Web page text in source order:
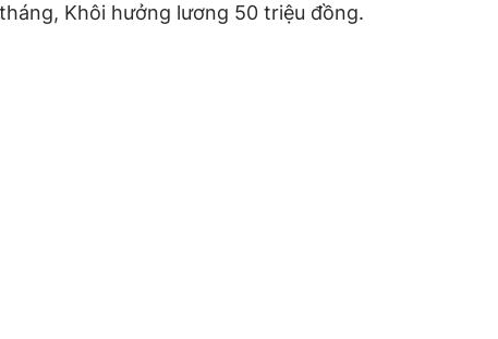
Khôi hưởng lương 50 triệu đồng.